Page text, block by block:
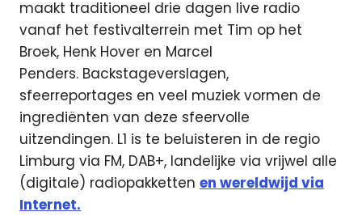
maakt traditioneel drie dagen live radio
vanaf het festivalterrein met Tim op het
Broek, Henk Hover en Marcel
Penders. Backstageverslagen,
sfeerreportages en veel muziek vormen de
ingrediënten van deze sfeervolle
uitzendingen. L1 is te beluisteren in de regio
Limburg via FM, DAB+, landelijke via vrijwel alle
(digitale) radiopakketten en wereldwijd via
Internet.